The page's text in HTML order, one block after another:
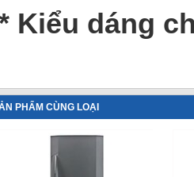
Kiểu dáng
PHẨM CÙNG LOẠI